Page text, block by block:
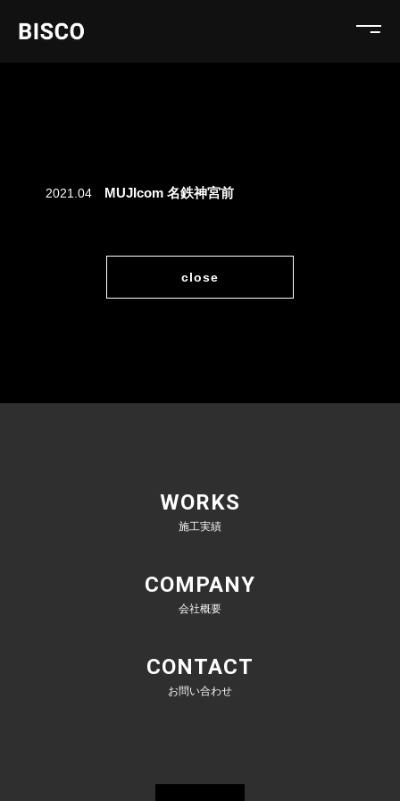
2021.04 MUJIcom 名鉄神宮前
close
WORKS
施工実績
COMPANY
会社概要
CONTACT
お問い合わせ